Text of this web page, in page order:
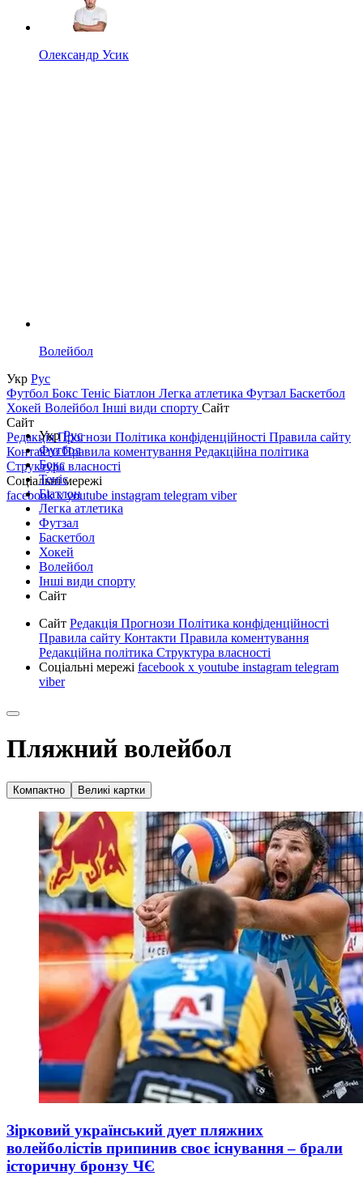
Олександр Усик
Волейбол
Укр Рус
Футбол Бокс Теніс Біатлон Легка атлетика Футзал Баскетбол
Хокей Волейбол Інші види спорту Сайт
Сайт
РедакціяПрогнози Політика конфіденційності Правила сайту
КонтактиПравила коментування Редакційна політика
Структура власності
Соціальні мережі
facebookxyoutube instagram telegram viber
УкрРус
Футбол
Бокс
Теніс
Біатлон
Легка атлетика
Футзал
Баскетбол
Хокей
Волейбол
Інші види спорту
Сайт
Сайт Редакція Прогнози Політика конфіденційності
Правила сайту Контакти Правила коментування
Редакційна політика Структура власності
Соціальні мережі facebook x youtube instagram telegram
viber
Пляжний волейбол
Компактно Великі картки
Зірковий український дует пляжних
волейболістів припинив своє існування – брали
історичну бронзу ЧЄ